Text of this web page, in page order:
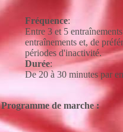
Fréquence:
Entre 3 et 5
entraînements et, de
périodes d'inactivité.
Durée:
De 20 à 30 minutes par
Programme de marche :